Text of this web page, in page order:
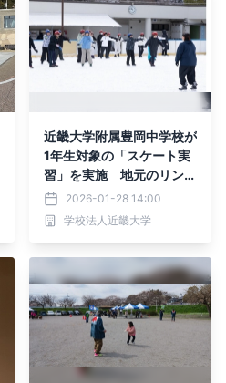
近畿大学附属豊岡中学校が
1年生対象の「スケート実
習」を実施 地元のリンク
で行う伝統ある体験実習
2026-01-28 14:00
学校法人近畿大学